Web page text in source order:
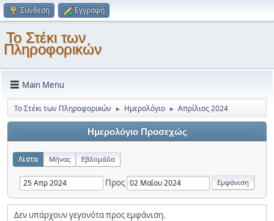
Σύνδεση Εγγραφή
Το Στέκι των
Πληροφορικών
Main Menu
Το Στέκι των Πληροφορικών ► Ημερολόγιο ► Απρίλιος 2024
Ημερολόγιο Προσεχώς
Λίστα Μήνας Εβδομάδα
Προς
Δεν υπάρχουν γεγονότα προς εμφάνιση.